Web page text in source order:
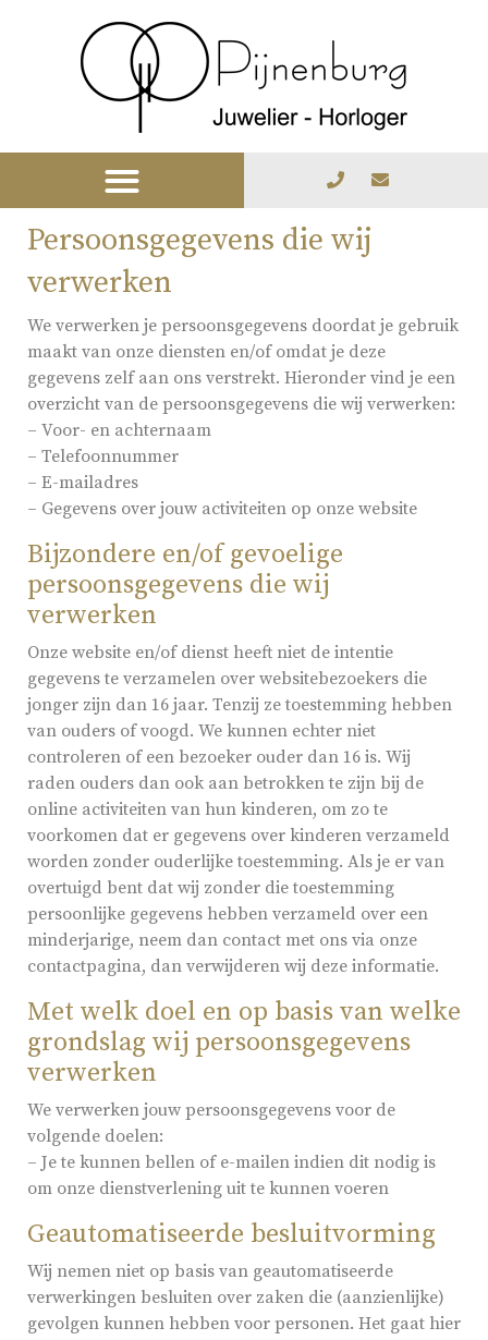
Persoonsgegevens die wij
verwerken
We verwerken je persoonsgegevens doordat je gebruik
maakt van onze diensten en/of omdat je deze
gegevens zelf aan ons verstrekt. Hieronder vind je een
overzicht van de persoonsgegevens die wij verwerken:
– Voor- en achternaam
– Telefoonnummer
– E-mailadres
– Gegevens over jouw activiteiten op onze website
Bijzondere en/of gevoelige
persoonsgegevens die wij
verwerken
Onze website en/of dienst heeft niet de intentie
gegevens te verzamelen over websitebezoekers die
jonger zijn dan 16 jaar. Tenzij ze toestemming hebben
van ouders of voogd. We kunnen echter niet
controleren of een bezoeker ouder dan 16 is. Wij
raden ouders dan ook aan betrokken te zijn bij de
online activiteiten van hun kinderen, om zo te
voorkomen dat er gegevens over kinderen verzameld
worden zonder ouderlijke toestemming. Als je er van
overtuigd bent dat wij zonder die toestemming
persoonlijke gegevens hebben verzameld over een
minderjarige, neem dan contact met ons via onze
contactpagina, dan verwijderen wij deze informatie.
Met welk doel en op basis van welke
grondslag wij persoonsgegevens
verwerken
We verwerken jouw persoonsgegevens voor de
volgende doelen:
– Je te kunnen bellen of e-mailen indien dit nodig is
om onze dienstverlening uit te kunnen voeren
Geautomatiseerde besluitvorming
Wij nemen niet op basis van geautomatiseerde
verwerkingen besluiten over zaken die (aanzienlijke)
gevolgen kunnen hebben voor personen. Het gaat hier